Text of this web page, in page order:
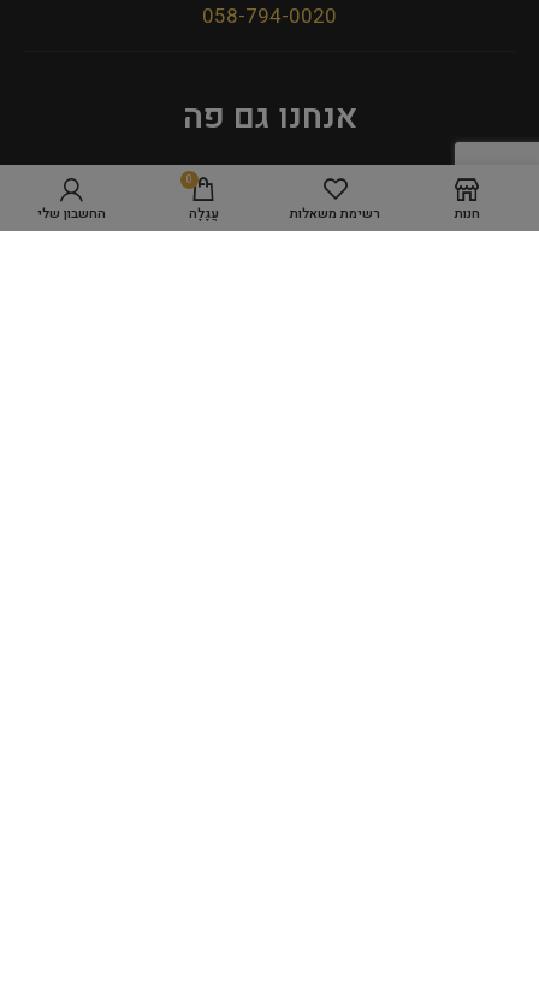
058-794-0020
אנחנו גם פה
חנות רשימת משאלות
0
עֲגָלָה החשבון שלי